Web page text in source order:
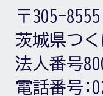
〒305-8555
茨城県つ
法人番号
電話番号: